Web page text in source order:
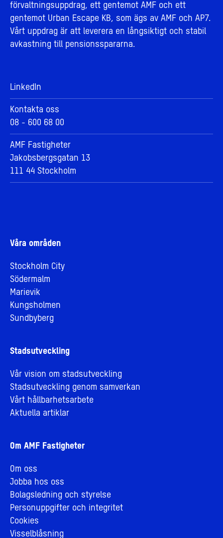
förvaltningsuppdrag, ett gentemot AMF och ett
gentemot Urban Escape KB, som ägs av AMF och AP7.
Vårt uppdrag är att leverera en långsiktigt och stabil
avkastning till pensionsspararna.
LinkedIn
Kontakta oss
08 - 600 68 00
AMF Fastigheter
Jakobsbergsgatan 13
111 44 Stockholm
Våra områden
Stockholm City
Södermalm
Marievik
Kungsholmen
Sundbyberg
Stadsutveckling
Vår vision om stadsutveckling
Stadsutveckling genom samverkan
Vårt hållbarhetsarbete
Aktuella artiklar
Om AMF Fastigheter
Om oss
Jobba hos oss
Bolagsledning och styrelse
Personuppgifter och integritet
Cookies
Visselblåsning